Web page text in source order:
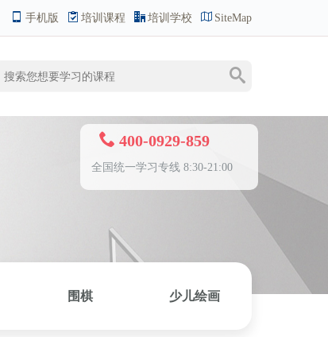
手机版 培训课程 培训学校 SiteMap
400-0929-859
全国统一学习专线 8:30-21:00
围棋 少儿绘画